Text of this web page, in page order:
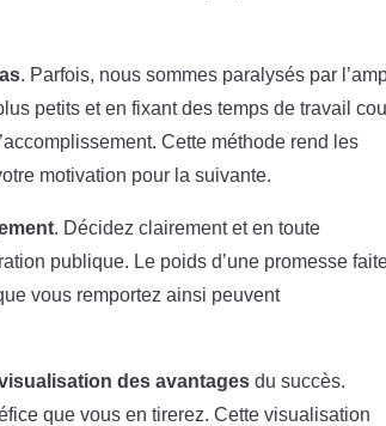
. Parfois, nous sommes paralysés par
petits et en fixant des temps de travail
Cette méthode rend les
motivation pour la suivante.
. Décidez clairement et en toute
publique. Le poids d’une promesse
vous remportez ainsi peuvent
des avantages du succès.
que vous en tirerez. Cette visualisation